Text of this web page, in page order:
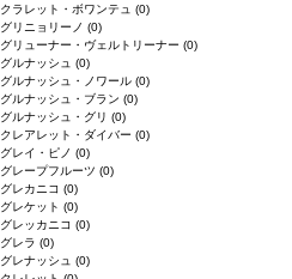
クラレット・ボワンテュ (0)
グリニョリーノ (0)
グリューナー・ヴェルトリーナー (0)
グルナッシュ (0)
グルナッシュ・ノワール (0)
グルナッシュ・ブラン (0)
グルナッシュ・グリ (0)
クレアレット・ダイバー (0)
グレイ・ピノ (0)
グレープフルーツ (0)
グレカニコ (0)
グレケット (0)
グレッカニコ (0)
グレラ (0)
グレナッシュ (0)